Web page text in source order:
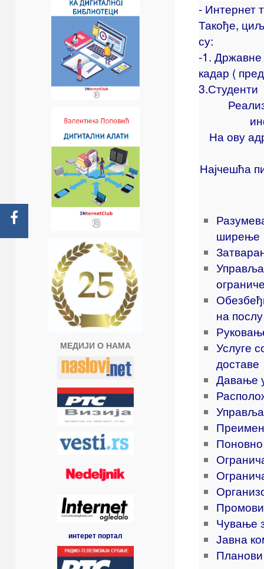
МЕДИЈИ О НАМА
интерет портал
- Интернет
Такође,
су:
-1. Државне
кадар (
3.Студенти
На ову
Најчешћа
ширење
на послу
Услуге
доставе
Давање
Чување
Јавна